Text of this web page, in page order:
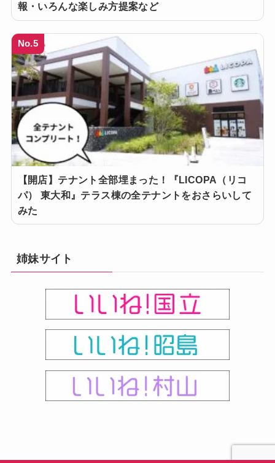
報・いろんな楽しみ方提案など
No.5
【開店】テナント全部埋まった！『LICOPA（リコ
パ） 東大和』テラス棟の全テナントをおさらいして
みた
姉妹サイト